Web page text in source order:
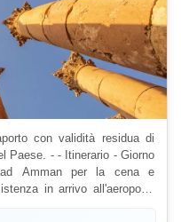
con validità residua di
Paese. - - Itinerario - Giorno
Amman per la cena e
in arrivo all'aeroporto